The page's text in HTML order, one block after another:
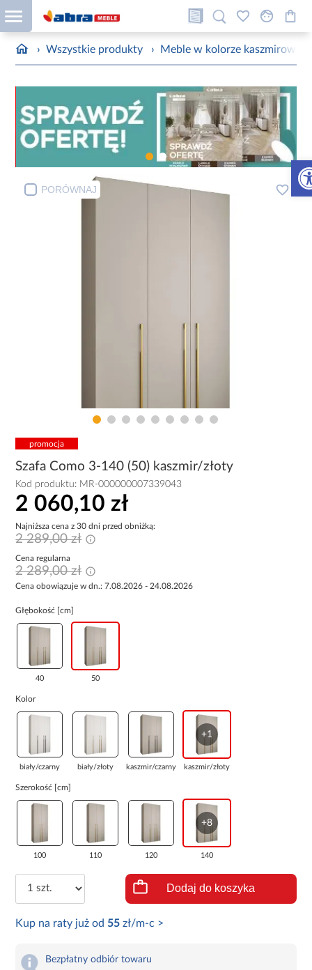
› Wszystkie produkty › Meble w kolorze kaszmirowym
PORÓWNAJ
promocja
Szafa Como 3-140 (50) kaszmir/złoty
Kod produktu: MR-000000007339043
2 060,10 zł
Najniższa cena z 30 dni przed obniżką:
2 289,00 zł
Cena regularna
2 289,00 zł
Cena obowiązuje w dn.: 7.08.2026 - 24.08.2026
Głębokość [cm]
40 50
Kolor
biały/czarny biały/złoty kaszmir/czarny
+1
kaszmir/złoty
Szerokość [cm]
100 110 120
+8
140
Dodaj do koszyka
Kup na raty już od 55 zł/m-c >
Bezpłatny odbiór towaru